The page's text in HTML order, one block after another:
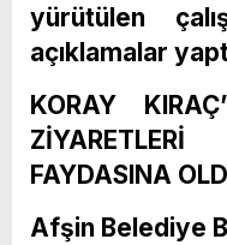
yürütülen
açıklamalar
KORAY
FAYDASINA
Afşin Belediye